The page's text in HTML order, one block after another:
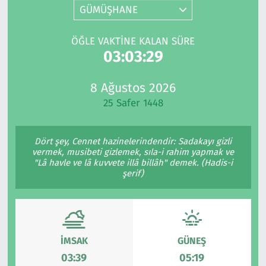
GÜMÜŞHANE
ÖĞLE VAKTINE KALAN SÜRE
03:03:29
8 Ağustos 2026
25 Safer 1448
Dört şey, Cennet hazinelerindendir: Sadakayı gizli
vermek, musibeti gizlemek, sıla-i rahim yapmak ve
"Lâ havle ve lâ kuvvete illâ billâh" demek. (Hadis-i
şerif)
İMSAK
03:39
GÜNEŞ
05:19
Kültür Sanat
Lezzet Durağı
Otomobil
Ramazan